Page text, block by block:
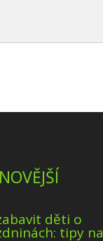
děti o
tipy na